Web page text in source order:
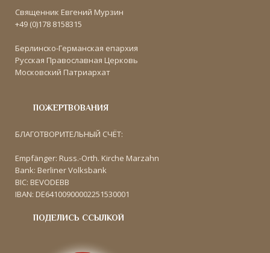
Священник Евгений Мурзин
+49 (0)178 8158315
Берлинско-Германская епархия
Русская Православная Церковь
Московский Патриархат
ПОЖЕРТВОВАНИЯ
БЛАГОТВОРИТЕЛЬНЫЙ СЧЁТ:
Empfänger: Russ.-Orth. Kirche Marzahn
Bank: Berliner Volksbank
BIC: BEVODEBB
IBAN: DE64100900002251530001
ПОДЕЛИСЬ ССЫЛКОЙ